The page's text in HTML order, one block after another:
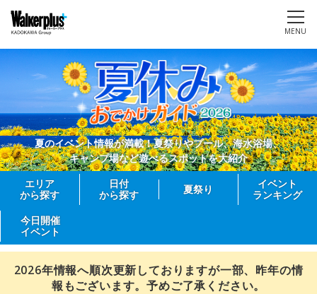
MENU
夏のイベント情報が満載！夏祭りやプール、海水浴場、
キャンプ場など遊べるスポットを大紹介
エリア
から探す
日付
から探す
夏祭り
イベント
ランキング
今日開催
イベント
2026年情報へ順次更新しておりますが一部、昨年の情
報もございます。予めご了承ください。